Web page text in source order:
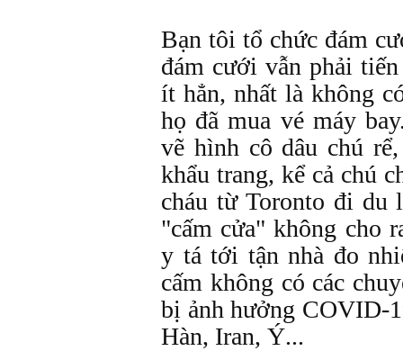
Bạn tôi tổ chức đám
đám cưới vẫn phải
ít hẳn, nhất là không
họ đã mua vé máy
vẽ hình cô dâu chú
khẩu trang, kể cả chú
cháu từ Toronto đi
"cấm cửa" không cho
y tá tới tận nhà đo
cấm không có các
bị ảnh hưởng COVID-
Hàn, Iran, Ý...